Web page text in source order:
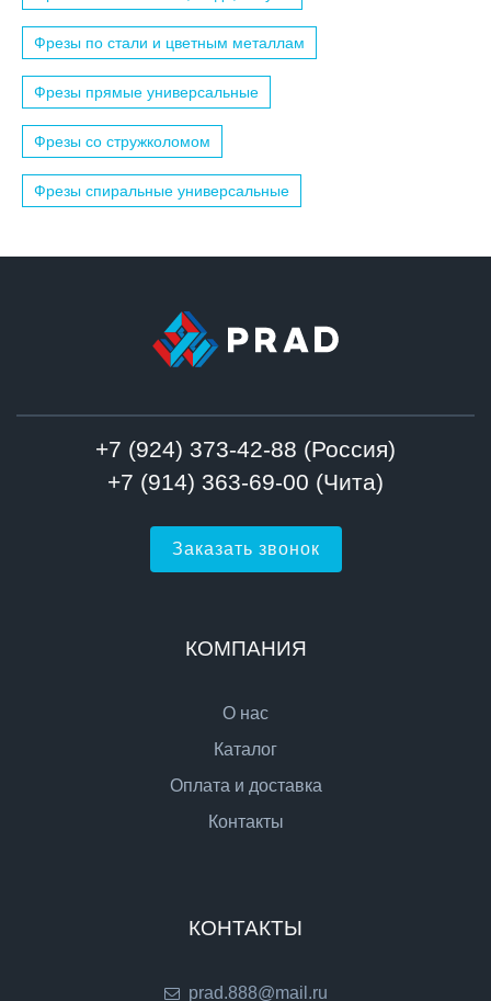
Фрезы по стали и цветным металлам
Фрезы прямые универсальные
Фрезы со стружколомом
Фрезы спиральные универсальные
+7 (924) 373-42-88 (Россия)
+7 (914) 363-69-00 (Чита)
Заказать звонок
КОМПАНИЯ
О нас
Каталог
Оплата и доставка
Контакты
КОНТАКТЫ
prad.888@mail.ru